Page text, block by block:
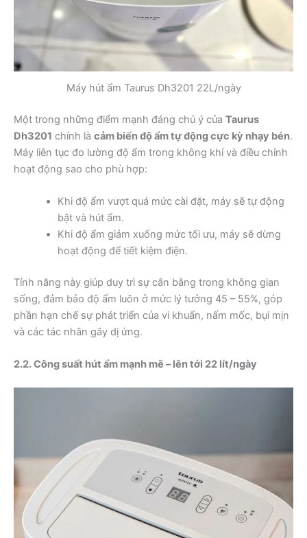
Máy hút ẩm Taurus Dh3201 22L/ngày
Một trong những điểm mạnh đáng chú ý của Taurus
Dh3201 chính là cảm biến độ ẩm tự động cực kỳ nhạy bén.
Máy liên tục đo lường độ ẩm trong không khí và điều chỉnh
hoạt động sao cho phù hợp:
Khi độ ẩm vượt quá mức cài đặt, máy sẽ tự động
bật và hút ẩm.
Khi độ ẩm giảm xuống mức tối ưu, máy sẽ dừng
hoạt động để tiết kiệm điện.
Tính năng này giúp duy trì sự cân bằng trong không gian
sống, đảm bảo độ ẩm luôn ở mức lý tưởng 45 – 55%, góp
phần hạn chế sự phát triển của vi khuẩn, nấm mốc, bụi mịn
và các tác nhân gây dị ứng.
2.2. Công suất hút ẩm mạnh mẽ – lên tới 22 lít/ngày